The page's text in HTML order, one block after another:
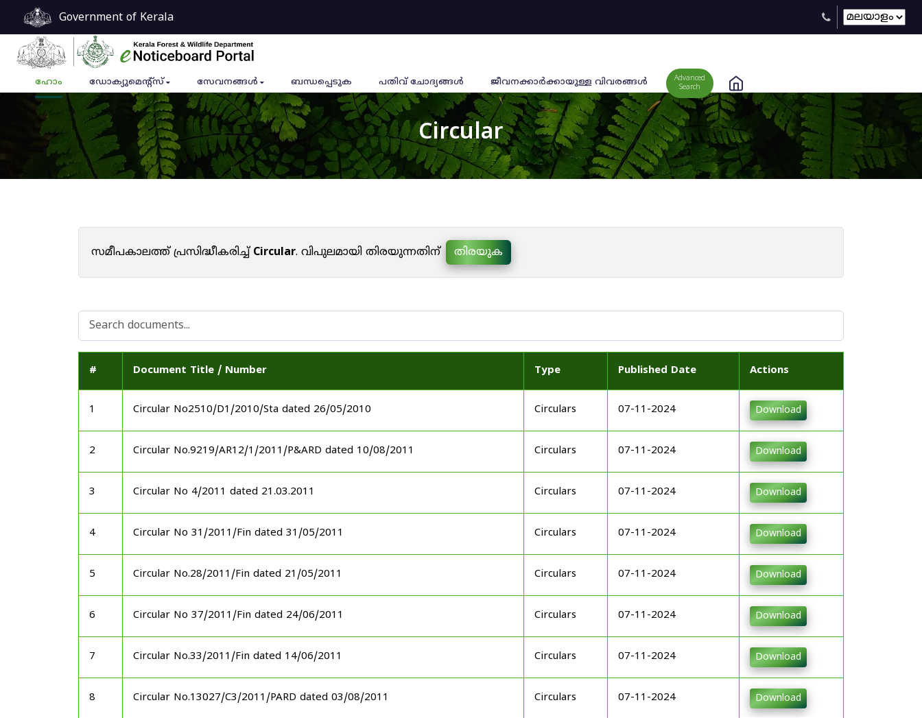
Government of Kerala
ഹോം ഡോക്യുമെൻ്റ്സ് സേവനങ്ങൾ ബന്ധപ്പെടുക പതിവ് ചോദ്യങ്ങൾ ജീവനക്കാര്‍ക്കായുള്ള വിവരങ്ങള്‍
Advanced
Search
Circular
സമീപകാലത്ത് പ്രസിദ്ധീകരിച്ച്Circular. വിപുലമായി തിരയുന്നതിന് തിരയുക
# Document Title / Number Type Published Date Actions
1 Circular No2510/D1/2010/Sta dated 26/05/2010 Circulars 07-11-2024 Download
2 Circular No.9219/AR12/1/2011/P&ARD dated 10/08/2011 Circulars 07-11-2024 Download
3 Circular No 4/2011 dated 21.03.2011 Circulars 07-11-2024 Download
4 Circular No 31/2011/Fin dated 31/05/2011 Circulars 07-11-2024 Download
5 Circular No.28/2011/Fin dated 21/05/2011 Circulars 07-11-2024 Download
6 Circular No 37/2011/Fin dated 24/06/2011 Circulars 07-11-2024 Download
7 Circular No.33/2011/Fin dated 14/06/2011 Circulars 07-11-2024 Download
8 Circular No.13027/C3/2011/PARD dated 03/08/2011 Circulars 07-11-2024 Download